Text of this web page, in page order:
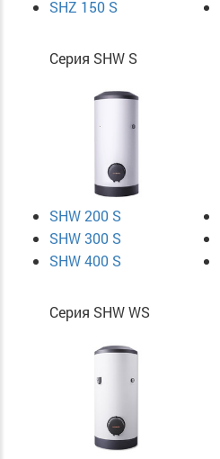
SHZ 150 S
Серия SHW S
SHW 200 S
SHW 300 S
SHW 400 S
Серия SHW WS